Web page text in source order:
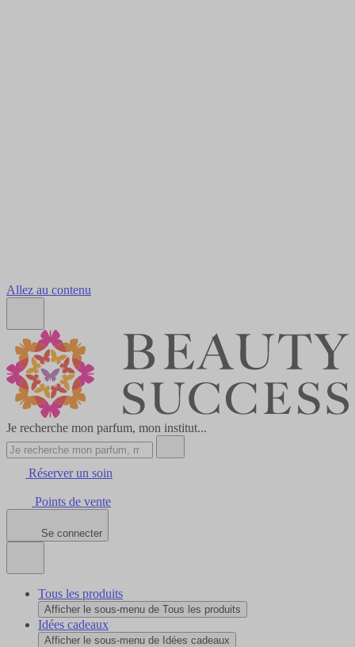
Allez au contenu
Je recherche mon parfum, mon institut...
Réserver un soin
Points de vente
Se connecter
Tous les produits
Afficher le sous-menu de Tous les produits
Idées cadeaux
Afficher le sous-menu de Idées cadeaux